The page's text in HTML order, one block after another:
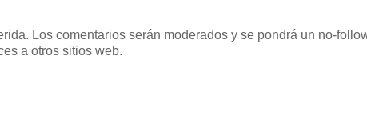
Los comentarios serán moderados y se pondrá un no-
a otros sitios web.